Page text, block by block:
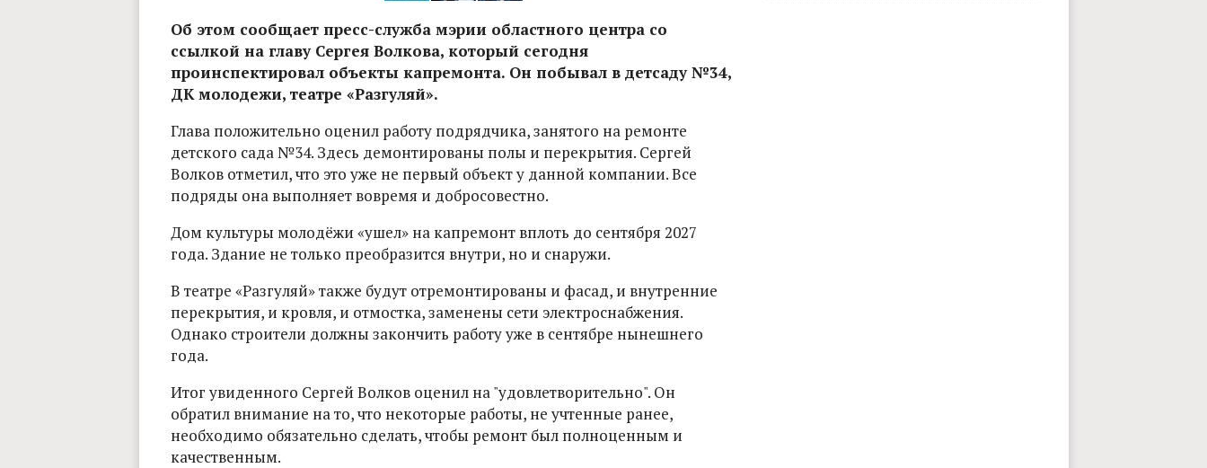
Об этом сообщает пресс-служба мэрии областного центра со
ссылкой на главу Сергея Волкова, который сегодня
проинспектировал объекты капремонта. Он побывал в детсаду №34,
ДК молодежи, театре «Разгуляй».
Глава положительно оценил работу подрядчика, занятого на ремонте
детского сада №34. Здесь демонтированы полы и перекрытия. Сергей
Волков отметил, что это уже не первый объект у данной компании. Все
подряды она выполняет вовремя и добросовестно.
Дом культуры молодёжи «ушел» на капремонт вплоть до сентября 2027
года. Здание не только преобразится внутри, но и снаружи.
В театре «Разгуляй» также будут отремонтированы и фасад, и внутренние
перекрытия, и кровля, и отмостка, заменены сети электроснабжения.
Однако строители должны закончить работу уже в сентябре нынешнего
года.
Итог увиденного Сергей Волков оценил на "удовлетворительно". Он
обратил внимание на то, что некоторые работы, не учтенные ранее,
необходимо обязательно сделать, чтобы ремонт был полноценным и
качественным.